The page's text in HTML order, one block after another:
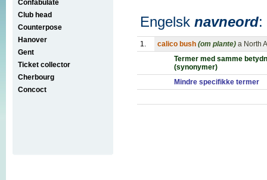
Confabulate
Club head
Counterpose
Hanover
Gent
Ticket collector
Cherbourg
Concoct
Engelsk navneord:
1. calico bush (om plante) a North
Termer med samme
(synonymer)
Mindre specifikke termer